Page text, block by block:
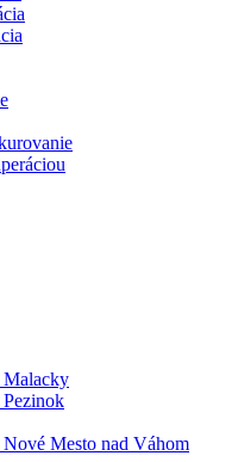
Mesto nad Váhom